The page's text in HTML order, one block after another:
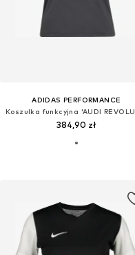
ADIDAS PERFORMANCE
384,90 zł